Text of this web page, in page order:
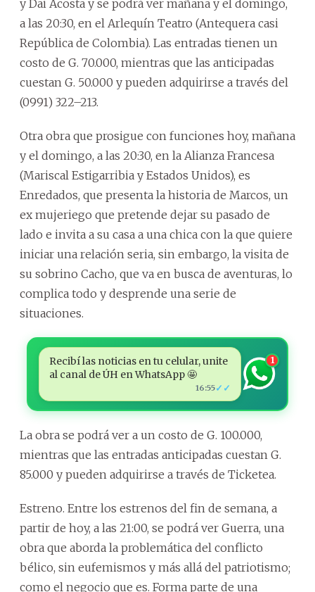
y Dai Acosta y se podrá ver mañana y el domingo,
a las 20:30, en el Arlequín Teatro (Antequera casi
República de Colombia). Las entradas tienen un
costo de G. 70.000, mientras que las anticipadas
cuestan G. 50.000 y pueden adquirirse a través del
(0991) 322–213.
Otra obra que prosigue con funciones hoy, mañana
y el domingo, a las 20:30, en la Alianza Francesa
(Mariscal Estigarribia y Estados Unidos), es
Enredados, que presenta la historia de Marcos, un
ex mujeriego que pretende dejar su pasado de
lado e invita a su casa a una chica con la que quiere
iniciar una relación seria, sin embargo, la visita de
su sobrino Cacho, que va en busca de aventuras, lo
complica todo y desprende una serie de
situaciones.
Recibí las noticias en tu celular, unite
al canal de ÚH en WhatsApp 🤩
16:55✓✓
1
La obra se podrá ver a un costo de G. 100.000,
mientras que las entradas anticipadas cuestan G.
85.000 y pueden adquirirse a través de Ticketea.
Estreno. Entre los estrenos del fin de semana, a
partir de hoy, a las 21:00, se podrá ver Guerra, una
obra que aborda la problemática del conflicto
bélico, sin eufemismos y más allá del patriotismo;
como el negocio que es. Forma parte de una